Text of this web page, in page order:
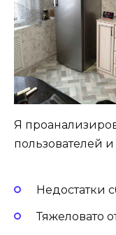
Я
пользователей
Недостатки
Тяжеловато